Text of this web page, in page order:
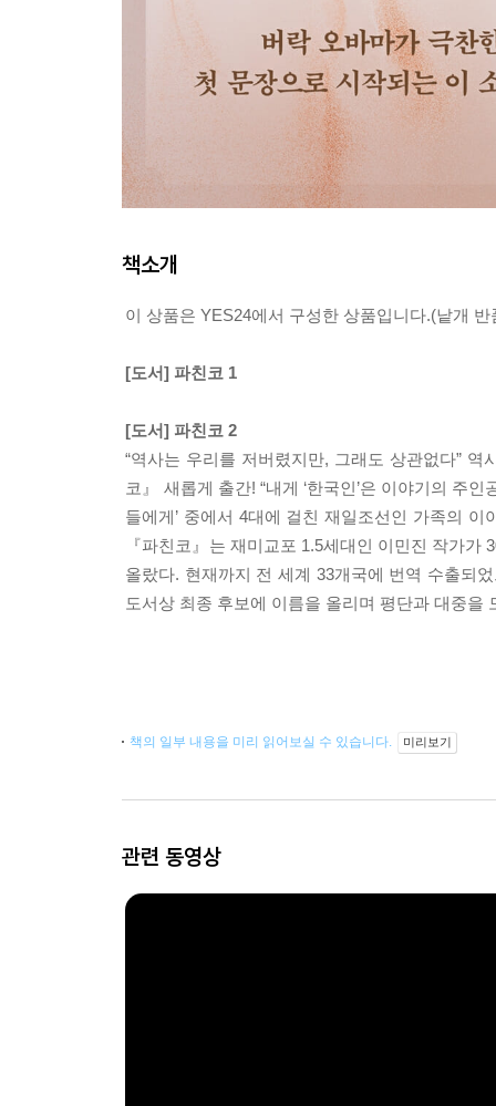
책소개
이 상품은 YES24에서 구성한 상품입니다.(낱개 반
[도서] 파친코 1
[도서] 파친코 2
“역사는 우리를 저버렸지만, 그래도 상관없다”
코』 새롭게 출간! “내게 ‘한국인’은 이야기의 주
들에게’ 중에서 4대에 걸친 재일조선인 가족의
『파친코』는 재미교포 1.5세대인 이민진 작가
올랐다. 현재까지 전 세계 33개국에 번역 수출되
도서상 최종 후보에 이름을 올리며 평단과 대중을
책의 일부 내용을 미리 읽어보실 수 있습니다. 미리보기
관련 동영상